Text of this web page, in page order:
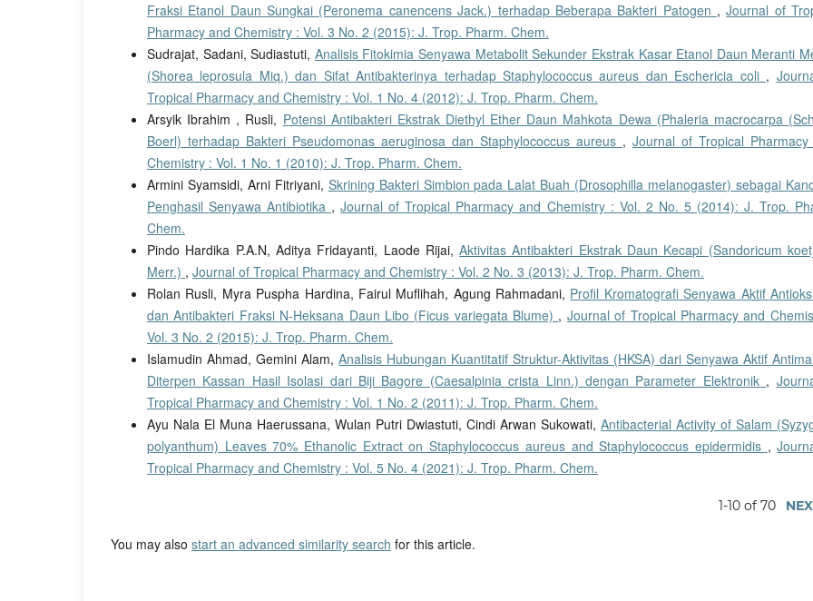
Fraksi Etanol Daun Sungkai (Peronema canencens Jack.) terhadap Beberapa Bakteri Patogen ,Journal of
Pharmacy and Chemistry : Vol. 3 No. 2 (2015): J. Trop. Pharm. Chem.
Sudrajat, Sadani, Sudiastuti, Analisis Fitokimia Senyawa Metabolit Sekunder Ekstrak Kasar Etanol Daun Meranti
(Shorea leprosula Miq.) dan Sifat Antibakterinya terhadap Staphylococcus aureus dan Eschericia coli ,
Tropical Pharmacy and Chemistry : Vol. 1 No. 4 (2012): J. Trop. Pharm. Chem.
Arsyik Ibrahim , Rusli, Potensi Antibakteri Ekstrak Diethyl Ether Daun Mahkota Dewa (Phaleria macrocarpa
Boerl) terhadap Bakteri Pseudomonas aeruginosa dan Staphylococcus aureus , Journal of Tropical Pharmacy
Chemistry : Vol. 1 No. 1 (2010): J. Trop. Pharm. Chem.
Armini Syamsidi, Arni Fitriyani, Skrining Bakteri Simbion pada Lalat Buah (Drosophilla melanogaster) sebagai
Penghasil Senyawa Antibiotika ,Journal of Tropical Pharmacy and Chemistry : Vol. 2 No. 5 (2014): J. Trop.
Chem.
Pindo Hardika P.A.N, Aditya Fridayanti, Laode Rijai,Aktivitas Antibakteri Ekstrak Daun Kecapi (Sandoricum
Merr.) , Journal of Tropical Pharmacy and Chemistry : Vol. 2 No. 3 (2013): J. Trop. Pharm. Chem.
Rolan Rusli, Myra Puspha Hardina, Fairul Muflihah, Agung Rahmadani, Profil Kromatografi Senyawa Aktif
dan Antibakteri Fraksi N-Heksana Daun Libo (Ficus variegata Blume) , Journal of Tropical Pharmacy and
Vol. 3 No. 2 (2015): J. Trop. Pharm. Chem.
Islamudin Ahmad, Gemini Alam, Analisis Hubungan Kuantitatif Struktur-Aktivitas (HKSA) dari Senyawa Aktif
Diterpen Kassan Hasil Isolasi dari Biji Bagore (Caesalpinia crista Linn.) dengan Parameter Elektronik ,
Tropical Pharmacy and Chemistry : Vol. 1 No. 2 (2011): J. Trop. Pharm. Chem.
Ayu Nala El Muna Haerussana, Wulan Putri Dwiastuti, Cindi Arwan Sukowati, Antibacterial Activity of Salam
polyanthum) Leaves 70% Ethanolic Extract on Staphylococcus aureus and Staphylococcus epidermidis ,
Tropical Pharmacy and Chemistry : Vol. 5 No. 4 (2021): J. Trop. Pharm. Chem.
1-10 of 70
You may also start an advanced similarity search for this article.